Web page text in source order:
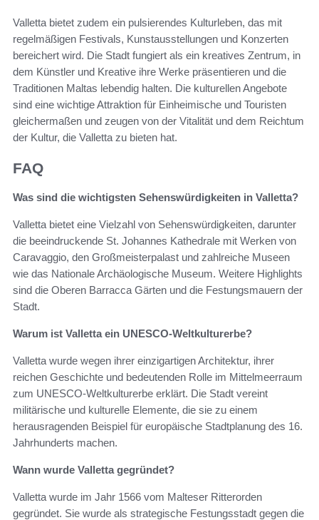
Valletta bietet zudem ein pulsierendes Kulturleben, das mit
regelmäßigen Festivals, Kunstausstellungen und Konzerten
bereichert wird. Die Stadt fungiert als ein kreatives Zentrum, in
dem Künstler und Kreative ihre Werke präsentieren und die
Traditionen Maltas lebendig halten. Die kulturellen Angebote
sind eine wichtige Attraktion für Einheimische und Touristen
gleichermaßen und zeugen von der Vitalität und dem Reichtum
der Kultur, die Valletta zu bieten hat.
FAQ
Was sind die wichtigsten Sehenswürdigkeiten in Valletta?
Valletta bietet eine Vielzahl von Sehenswürdigkeiten, darunter
die beeindruckende St. Johannes Kathedrale mit Werken von
Caravaggio, den Großmeisterpalast und zahlreiche Museen
wie das Nationale Archäologische Museum. Weitere Highlights
sind die Oberen Barracca Gärten und die Festungsmauern der
Stadt.
Warum ist Valletta ein UNESCO-Weltkulturerbe?
Valletta wurde wegen ihrer einzigartigen Architektur, ihrer
reichen Geschichte und bedeutenden Rolle im Mittelmeerraum
zum UNESCO-Weltkulturerbe erklärt. Die Stadt vereint
militärische und kulturelle Elemente, die sie zu einem
herausragenden Beispiel für europäische Stadtplanung des 16.
Jahrhunderts machen.
Wann wurde Valletta gegründet?
Valletta wurde im Jahr 1566 vom Malteser Ritterorden
gegründet. Sie wurde als strategische Festungsstadt gegen die